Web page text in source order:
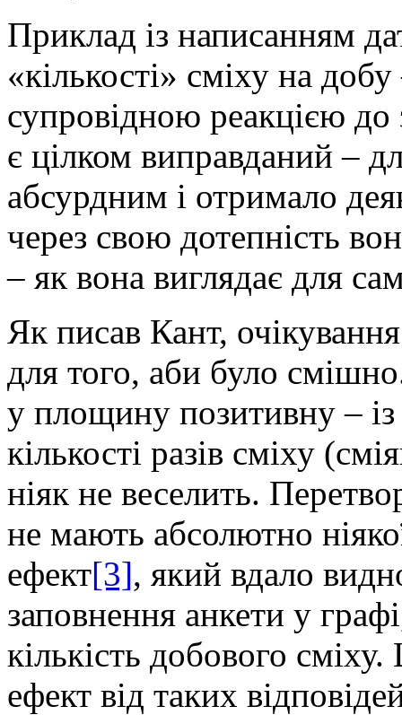
Приклад із написанням
«кількості» сміху на
супровідною реакцією
є цілком виправданий –
абсурдним і отримало
через свою дотепність
– як вона виглядає для
Як писав Кант,
для того, аби було
у площину позитивну –
кількості разів сміху
ніяк не веселить.
не мають абсолютно
ефект[3], який вдало
заповнення анкети у
кількість добового
ефект від таких